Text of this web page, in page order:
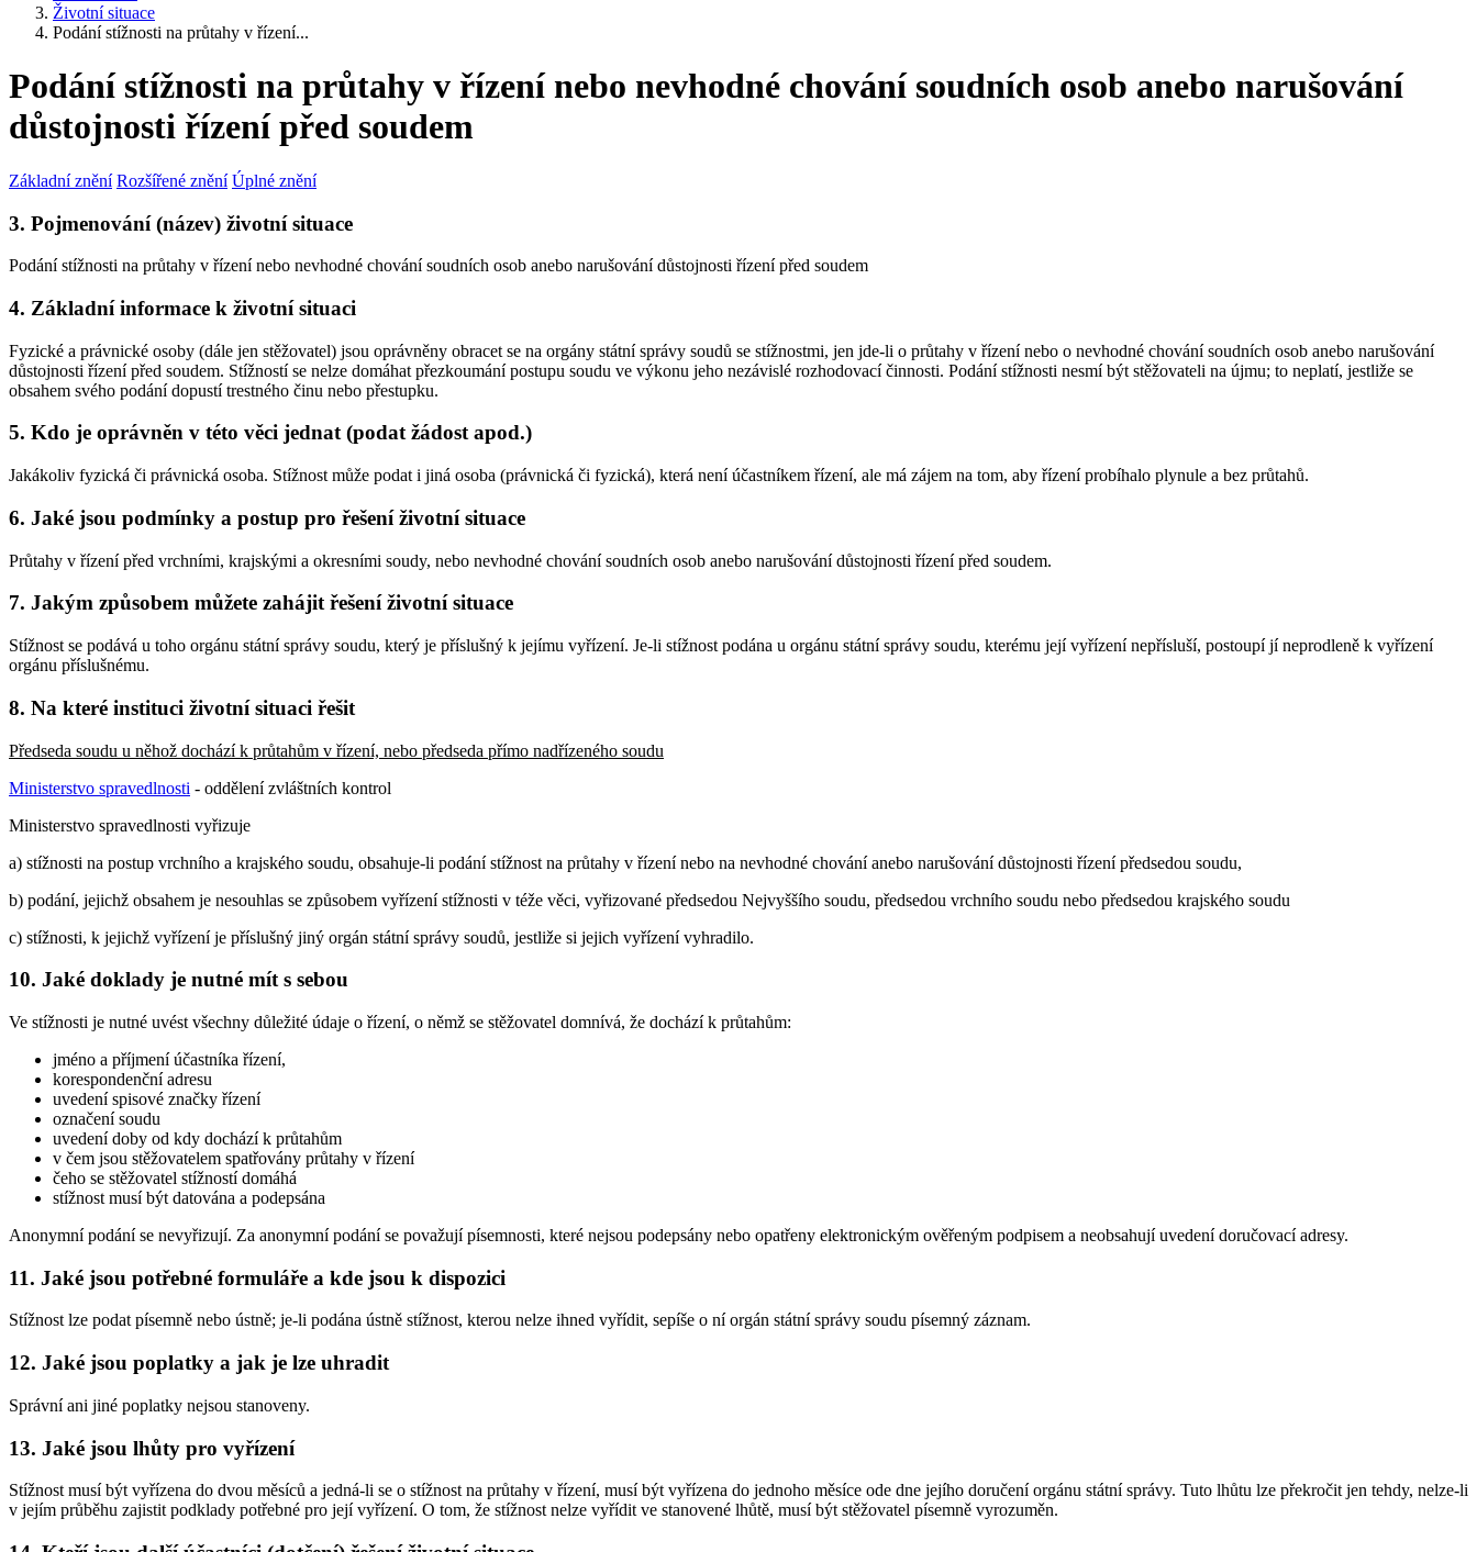
Životní situace
Podání stížnosti na průtahy v řízení...
Podání stížnosti na průtahy v řízení nebo nevhodné chování soudních osob anebo narušování
důstojnosti řízení před soudem
Základní znění Rozšířené znění Úplné znění
3. Pojmenování (název) životní situace
Podání stížnosti na průtahy v řízení nebo nevhodné chování soudních osob anebo narušování důstojnosti řízení před soudem
4. Základní informace k životní situaci
Fyzické a právnické osoby (dále jen stěžovatel) jsou oprávněny obracet se na orgány státní správy soudů se stížnostmi, jen jde-li o průtahy v řízení nebo o nevhodné chování soudních osob anebo narušování
důstojnosti řízení před soudem. Stížností se nelze domáhat přezkoumání postupu soudu ve výkonu jeho nezávislé rozhodovací činnosti. Podání stížnosti nesmí být stěžovateli na újmu; to neplatí, jestliže se
obsahem svého podání dopustí trestného činu nebo přestupku.
5. Kdo je oprávněn v této věci jednat (podat žádost apod.)
Jakákoliv fyzická či právnická osoba. Stížnost může podat i jiná osoba (právnická či fyzická), která není účastníkem řízení, ale má zájem na tom, aby řízení probíhalo plynule a bez průtahů.
6. Jaké jsou podmínky a postup pro řešení životní situace
Průtahy v řízení před vrchními, krajskými a okresními soudy, nebo nevhodné chování soudních osob anebo narušování důstojnosti řízení před soudem.
7. Jakým způsobem můžete zahájit řešení životní situace
Stížnost se podává u toho orgánu státní správy soudu, který je příslušný k jejímu vyřízení. Je-li stížnost podána u orgánu státní správy soudu, kterému její vyřízení nepřísluší, postoupí jí neprodleně k vyřízení
orgánu příslušnému.
8. Na které instituci životní situaci řešit
Předseda soudu u něhož dochází k průtahům v řízení, nebo předseda přímo nadřízeného soudu
Ministerstvo spravedlnosti - oddělení zvláštních kontrol
Ministerstvo spravedlnosti vyřizuje
a) stížnosti na postup vrchního a krajského soudu, obsahuje-li podání stížnost na průtahy v řízení nebo na nevhodné chování anebo narušování důstojnosti řízení předsedou soudu,
b) podání, jejichž obsahem je nesouhlas se způsobem vyřízení stížnosti v téže věci, vyřizované předsedou Nejvyššího soudu, předsedou vrchního soudu nebo předsedou krajského soudu
c) stížnosti, k jejichž vyřízení je příslušný jiný orgán státní správy soudů, jestliže si jejich vyřízení vyhradilo.
10. Jaké doklady je nutné mít s sebou
Ve stížnosti je nutné uvést všechny důležité údaje o řízení, o němž se stěžovatel domnívá, že dochází k průtahům:
jméno a příjmení účastníka řízení,
korespondenční adresu
uvedení spisové značky řízení
označení soudu
uvedení doby od kdy dochází k průtahům
v čem jsou stěžovatelem spatřovány průtahy v řízení
čeho se stěžovatel stížností domáhá
stížnost musí být datována a podepsána
Anonymní podání se nevyřizují. Za anonymní podání se považují písemnosti, které nejsou podepsány nebo opatřeny elektronickým ověřeným podpisem a neobsahují uvedení doručovací adresy.
11. Jaké jsou potřebné formuláře a kde jsou k dispozici
Stížnost lze podat písemně nebo ústně; je-li podána ústně stížnost, kterou nelze ihned vyřídit, sepíše o ní orgán státní správy soudu písemný záznam.
12. Jaké jsou poplatky a jak je lze uhradit
Správní ani jiné poplatky nejsou stanoveny.
13. Jaké jsou lhůty pro vyřízení
Stížnost musí být vyřízena do dvou měsíců a jedná-li se o stížnost na průtahy v řízení, musí být vyřízena do jednoho měsíce ode dne jejího doručení orgánu státní správy. Tuto lhůtu lze překročit jen tehdy, nelze-li
v jejím průběhu zajistit podklady potřebné pro její vyřízení. O tom, že stížnost nelze vyřídit ve stanovené lhůtě, musí být stěžovatel písemně vyrozuměn.